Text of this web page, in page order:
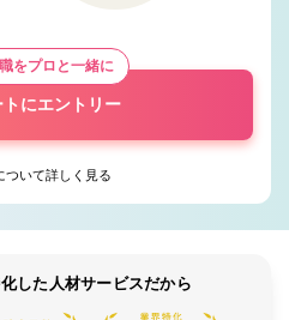
をプロと一緒に
にエントリー
ついて詳しく見る
した人材サービスだから